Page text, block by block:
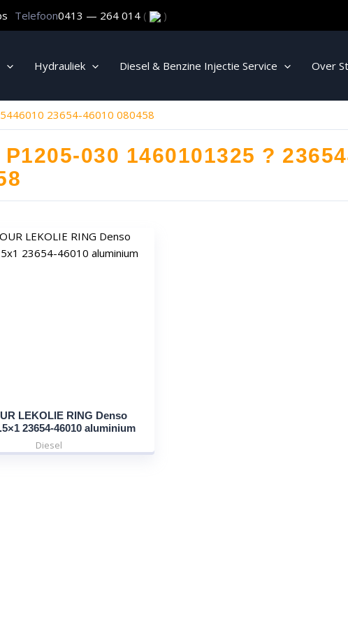
Telefoon0413 — 264 014 ( )
Hydrauliek Diesel & Benzine Injectie Service Over
23654-46010 080458
P1205-030 1460101325 ?
LEKOLIE RING Denso
23654-46010 aluminium
Diesel